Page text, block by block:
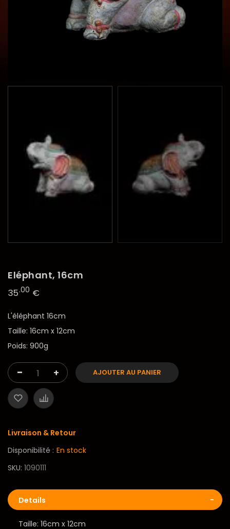
Eléphant, 16cm
35.00 €
L'éléphant 16cm
Taille: 16cm x 12cm
Poids: 900g
- + AJOUTER AU PANIER
Livraison & Retour
Disponibilité : En stock
SKU 1090111
Details
Taille: 16cm x 12cm